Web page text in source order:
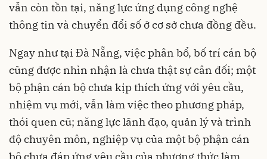
vẫn còn tồn tại, năng lực ứng dụng công nghệ
thông tin và chuyển đổi số ở cơ sở chưa đồng đều.
Ngay như tại Đà Nẵng, việc phân bổ, bố trí cán bộ
cũng được nhìn nhận là chưa thật sự cân đối; một
bộ phận cán bộ chưa kịp thích ứng với yêu cầu,
nhiệm vụ mới, vẫn làm việc theo phương pháp,
thói quen cũ; năng lực lãnh đạo, quản lý và trình
độ chuyên môn, nghiệp vụ của một bộ phận cán